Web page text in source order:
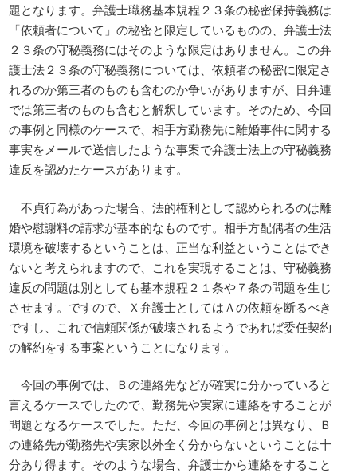
題となります。弁護士職務基本規程２３条の秘密保持義務は
「依頼者について」の秘密と限定しているものの、弁護士法
２３条の守秘義務にはそのような限定はありません。この弁
護士法２３条の守秘義務については、依頼者の秘密に限定さ
れるのか第三者のものも含むのか争いがありますが、日弁連
では第三者のものも含むと解釈しています。そのため、今回
の事例と同様のケースで、相手方勤務先に離婚事件に関する
事実をメールで送信したような事案で弁護士法上の守秘義務
違反を認めたケースがあります。
不貞行為があった場合、法的権利として認められるのは離
婚や慰謝料の請求が基本的なものです。相手方配偶者の生活
環境を破壊するということは、正当な利益ということはでき
ないと考えられますので、これを実現することは、守秘義務
違反の問題は別としても基本規程２１条や７条の問題を生じ
させます。ですので、Ｘ弁護士としてはＡの依頼を断るべき
ですし、これで信頼関係が破壊されるようであれば委任契約
の解約をする事案ということになります。
今回の事例では、Ｂの連絡先などが確実に分かっていると
言えるケースでしたので、勤務先や実家に連絡をすることが
問題となるケースでした。ただ、今回の事例とは異なり、Ｂ
の連絡先が勤務先や実家以外全く分からないということは十
分あり得ます。そのような場合、弁護士から連絡をすること